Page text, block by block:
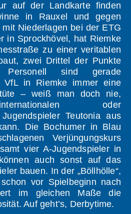
auf der Landkarte finden
in Rauxel und gegen
Niederlagen bei der ETG
in Sprockhövel, hat Riemke
zu einer veritablen
zwei Drittel der Punkte
Personell sind gerade
VfL in Riemke immer eine
– weiß man doch nie,
oder
Teutonia aus
Die Bochumer in Blau
Verjüngungskurs
vier A-Jugendspieler in
auch sonst auf das
bauen. In der „Böllhölle“,
vor Spielbeginn nach
im gleichen Maße die
Auf geht’s, Derbytime.